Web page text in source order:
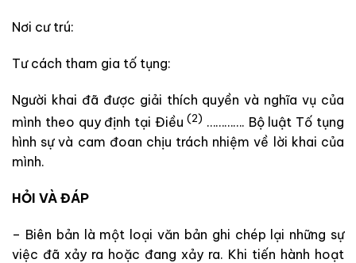
Nơi cư trú:
Tư cách tham gia tố tụng:
Người khai đã được giải thích quyền và nghĩa vụ của
mình theo quy định tại Điều (2) …………. Bộ luật Tố tụng
hình sự và cam đoan chịu trách nhiệm về lời khai của
mình.
HỎI VÀ ĐÁP
– Biên bản là một loại văn bản ghi chép lại những sự
việc đã xảy ra hoặc đang xảy ra. Khi tiến hành hoạt